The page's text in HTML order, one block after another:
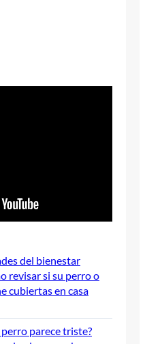
del bienestar
revisar si su perro o
cubiertas en casa
perro parece triste?